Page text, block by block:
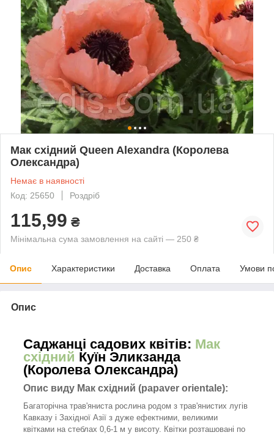
Мак східний Queen Alexandra (Королева
Олександра)
Немає в наявності
Код: 25650
Роздріб
115,99 ₴
Мінімальна сума замовлення на сайті — 250 ₴
Опис Характеристики Доставка Оплата Умови
Опис
Саджанці садових квітів: Мак
східний Куїн Эликзанда
(Королева Олександра)
Опис виду Мак східний (papaver orientale):
Багаторічна трав'яниста рослина родом з трав'янистих лугів
Кавказу і Західної Азії з дуже ефектними, великими
квітками на стеблах 0,6-1 м у висоту. Квітки розташовані по